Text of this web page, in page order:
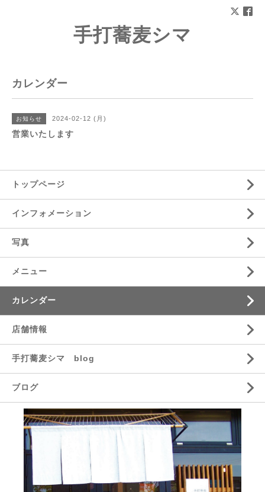
手打蕎麦シマ
カレンダー
お知らせ 2024-02-12 (月)
営業いたします
トップページ
インフォメーション
写真
メニュー
カレンダー
店舗情報
手打蕎麦シマ blog
ブログ